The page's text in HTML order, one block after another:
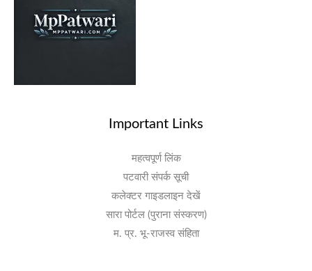
Important Links
महत्वपूर्ण लिंक
पटवारी संपर्क सूची
कलेक्टर गाइडलाइन देखें
सारा पोर्टल (पुराना संस्करण)
म. प्र. भू-राजस्व संहिता